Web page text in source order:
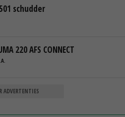
schudder
220 AFS CONNECT
ADVERTENTIES